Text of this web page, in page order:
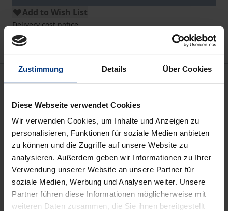
Zustimmung Details Über Cookies
Diese Webseite verwendet Cookies
Wir verwenden Cookies, um Inhalte und Anzeigen zu
personalisieren, Funktionen für soziale Medien anbieten
zu können und die Zugriffe auf unsere Website zu
analysieren. Außerdem geben wir Informationen zu Ihrer
Verwendung unserer Website an unsere Partner für
soziale Medien, Werbung und Analysen weiter. Unsere
Partner führen diese Informationen möglicherweise mit
weiteren Daten zusammen, die Sie ihnen bereitgestellt
Add to Wish List
Delivery cost notice
Bibliographical data
1
ISBN
978-3-96821-137-4
Publication Date
Jan 1, 1998